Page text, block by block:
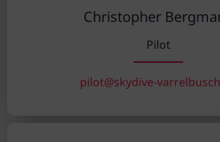
Christopher
Pilot
pilot@skydive-